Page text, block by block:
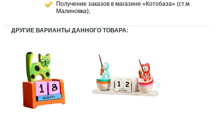
Получение заказов в магазине «Котобаза» (ст.м.
Малиновка);
ДРУГИЕ ВАРИАНТЫ ДАННОГО ТОВАРА: